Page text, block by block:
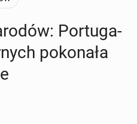
Por­tu­ga­
po­ko­na­ła